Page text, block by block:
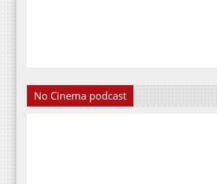
No Cinema podcast